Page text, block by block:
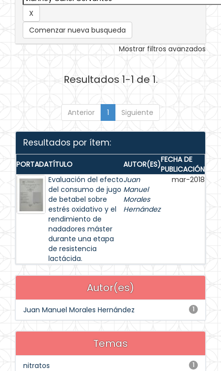
Comenzar nueva busqueda
Mostrar filtros avanzados
Resultados 1-1 de 1.
Anterior 1 Siguiente
Resultados por ítem:
PORTADATÍTULO AUTOR(ES)FECHA DE
PUBLICACIÓN
Evaluación del efecto
del consumo de jugo
de betabel sobre
estrés oxidativo y el
rendimiento de
nadadores máster
durante una etapa
de resistencia
lactácida.
Juan
Manuel
Morales
Hernández
mar-2018
Autor(es)
1
Juan Manuel Morales Hernández
Temas
1
nitratos